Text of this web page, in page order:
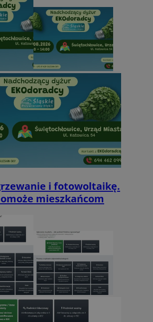
i fotowoltaikę.
mieszkańcom